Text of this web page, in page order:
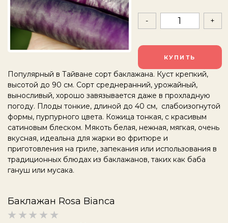
- +
КУПИТЬ
Популярный в Тайване сорт баклажана. Куст крепкий,
высотой до 90 см. Сорт среднеранний, урожайный,
выносливый, хорошо завязывается даже в прохладную
погоду. Плоды тонкие, длиной до 40 см, слабоизогнутой
формы, пурпурного цвета. Кожица тонкая, с красивым
сатиновым блеском. Мякоть белая, нежная, мягкая, очень
вкусная, идеальна для жарки во фритюре и
приготовления на гриле, запекания или использования в
традиционных блюдах из баклажанов, таких как баба
гануш или мусака.
Баклажан Rosa Bianca